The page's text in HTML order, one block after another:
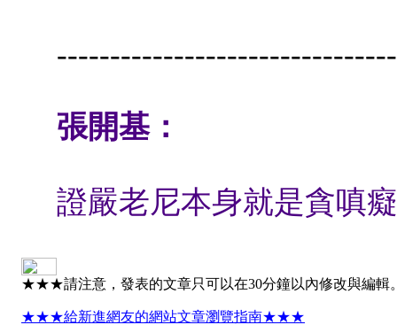
張開基：
證嚴老尼本身就是貪嗔
★★★請注意，發表的文章只可以在30分鐘以內修改與編
★★★給新進網友的網站文章瀏覽指南★★★